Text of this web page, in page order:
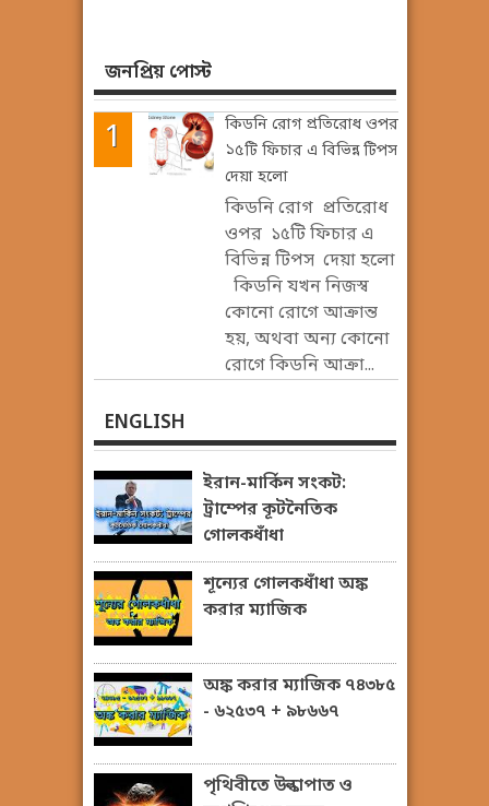
জনপ্রিয় পোস্ট
কিডনি রোগ প্রতিরোধ ওপর
১৫টি ফিচার এ বিভিন্ন টিপস
দেয়া হলো
কিডনি রোগ প্রতিরোধ
ওপর ১৫টি ফিচার এ
বিভিন্ন টিপস দেয়া হলো
কিডনি যখন নিজস্ব
কোনো রোগে আক্রান্ত
হয়, অথবা অন্য কোনো
রোগে কিডনি আক্রা...
ENGLISH
ইরান-মার্কিন সংকট:
ট্রাম্পের কূটনৈতিক
গোলকধাঁধা
শূন্যের গোলকধাঁধা অঙ্ক
করার ম্যাজিক
অঙ্ক করার ম্যাজিক ৭৪৩৮৫
- ৬২৫৩৭ + ৯৮৬৬৭
পৃথিবীতে উল্কাপাত ও